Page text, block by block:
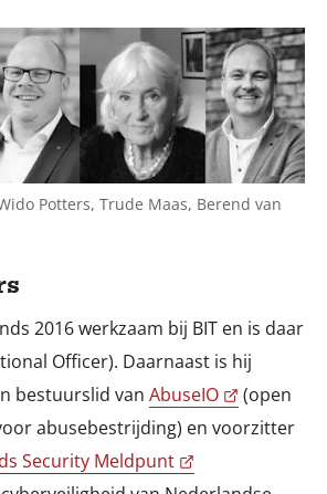
Potters, Trude Maas, Berend van
2016 werkzaam bij BIT en is daar
Officer). Daarnaast is hij
bestuurslid van AbuseIO
(open
abusebestrijding) en voorzitter
Security Meldpunt